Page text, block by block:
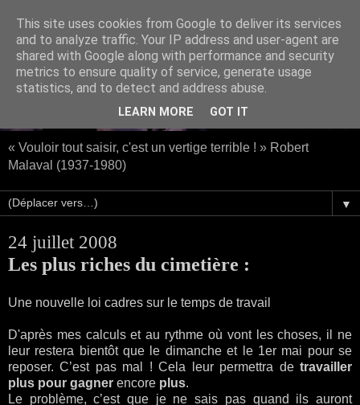
« Vouloir tout saisir, c'est un vertige terrible ! » Robert
Malaval (1937-1980)
▼
24 juillet 2008
Les plus riches du cimetière :
Une nouvelle loi cadres sur le temps de travail
D'après mes calculs et au rythme où vont les choses, il ne
leur restera bientôt que le dimanche et le 1er mai pour se
reposer. C’est pas mal ! Cela leur permettra de travailler
plus pour gagner encore plus.
Le problème, c’est que je ne sais pas quand ils auront
This site uses cookies from Google to deliver its services
and to analyze traffic. Your IP address and user-agent are
shared with Google along with performance and security
metrics to ensure quality of service, generate usage
statistics, and to detect and address abuse.
LEARN MORE GOT IT